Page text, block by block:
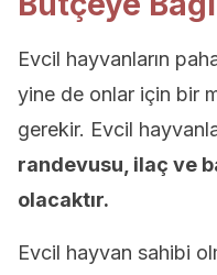
Evcil hayvanların
yine de onlar için bir
gerekir. Evcil
randevusu, ilaç ve
olacaktır.
Evcil hayvan sahibi